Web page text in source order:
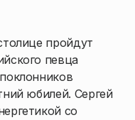
пройдут
певца
юбилей. Сергей
со